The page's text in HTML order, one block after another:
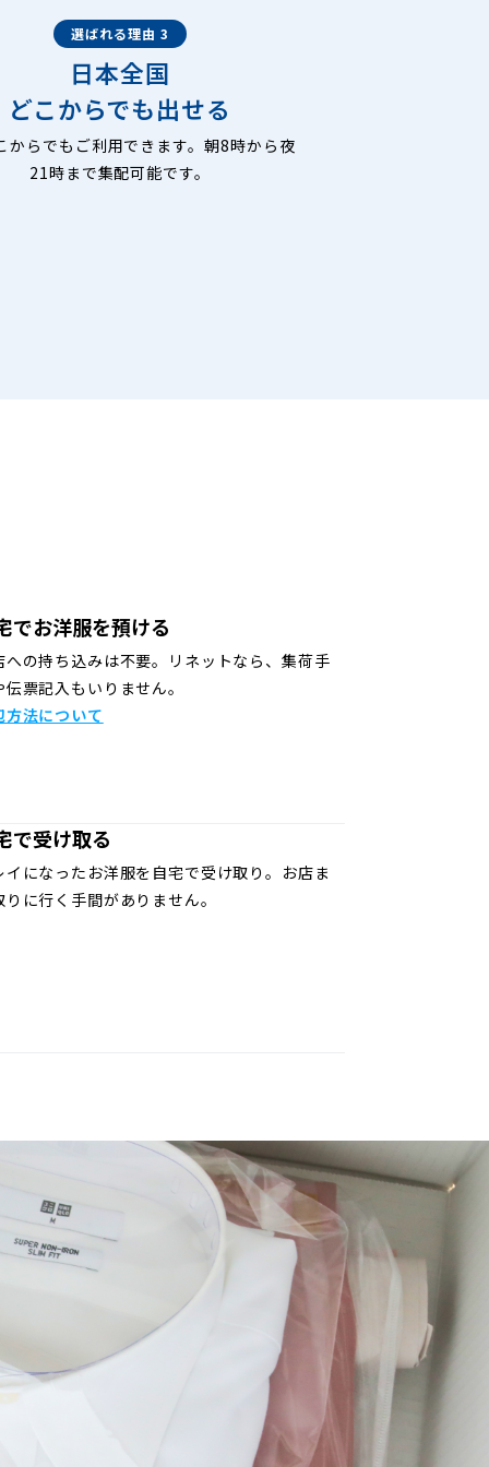
選ばれる理由 3
日本全国
どこからでも出せる
からでもご利用できます。朝8時から夜
21時まで集配可能です。
でお洋服を預ける
への持ち込みは不要。リネットなら、集荷手
伝票記入もいりません。
方法について
で受け取る
イになったお洋服を自宅で受け取り。お店ま
りに行く手間がありません。